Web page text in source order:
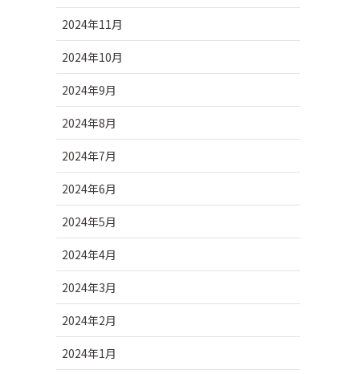
2024年11月
2024年10月
2024年9月
2024年8月
2024年7月
2024年6月
2024年5月
2024年4月
2024年3月
2024年2月
2024年1月